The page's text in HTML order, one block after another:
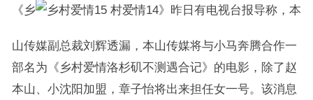
《乡
村爱情14》昨日有电视台报导称，本
山传媒副总裁刘辉透漏，本山传媒将与小马奔腾合作一
部名为《乡村爱情洛杉矶不测遇合记》的电影，除了赵
本山、小沈阳加盟，章子怡将出来担任女一号。该消息